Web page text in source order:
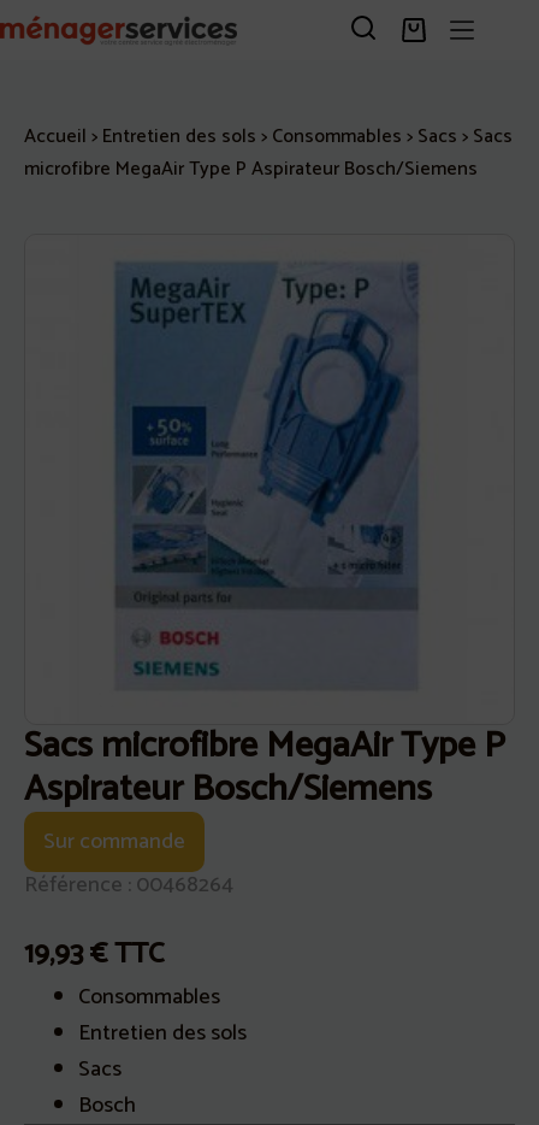
au
Panier
Accueil>Entretien des sols>Consommables>Sacs>Sacs
microfibre MegaAir Type P Aspirateur Bosch/Siemens
Sacs microfibre MegaAir Type P
Aspirateur Bosch/Siemens
Sur commande
Référence : 00468264
19,93€TTC
Consommables
Entretien des sols
Sacs
Bosch